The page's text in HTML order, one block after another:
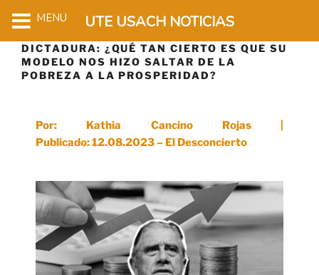
DICTADURA: ¿QUÉ TAN CIERTO ES QUE SU
MODELO NOS HIZO SALTAR DE LA
POBREZA A LA PROSPERIDAD?
Por: Kathia Cancino Rojas |
Publicado: 12.08.2023 – El Desconcierto
MENU UTE USACH NOTICIAS